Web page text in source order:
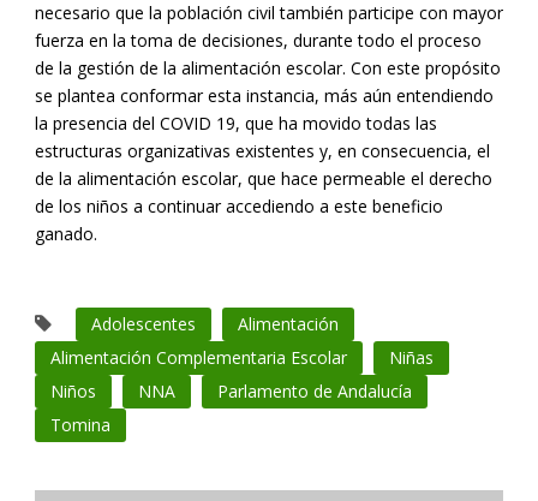
necesario que la población civil también participe con mayor
fuerza en la toma de decisiones, durante todo el proceso
de la gestión de la alimentación escolar. Con este propósito
se plantea conformar esta instancia, más aún entendiendo
la presencia del COVID 19, que ha movido todas las
estructuras organizativas existentes y, en consecuencia, el
de la alimentación escolar, que hace permeable el derecho
de los niños a continuar accediendo a este beneficio
ganado.
Adolescentes
Alimentación
Alimentación Complementaria Escolar
Niñas
Niños
NNA
Parlamento de Andalucía
Tomina